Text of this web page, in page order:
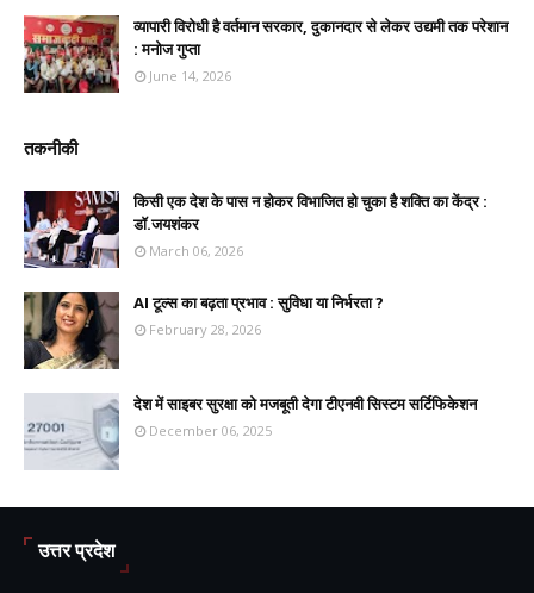
व्यापारी विरोधी है वर्तमान सरकार, दुकानदार से लेकर उद्यमी तक परेशान
: मनोज गुप्ता
June 14, 2026
तकनीकी
किसी एक देश के पास न होकर विभाजित हो चुका है शक्ति का केंद्र :
डॉ.जयशंकर
March 06, 2026
AI टूल्स का बढ़ता प्रभाव : सुविधा या निर्भरता ?
February 28, 2026
देश में साइबर सुरक्षा को मजबूती देगा टीएनवी सिस्टम सर्टिफिकेशन
December 06, 2025
उत्तर प्रदेश